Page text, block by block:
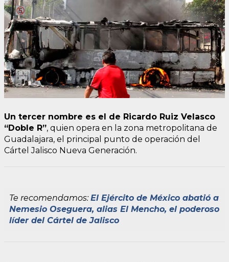
Un tercer nombre es el de Ricardo Ruiz Velasco
“Doble R”, quien opera en la zona metropolitana de
Guadalajara, el principal punto de operación del
Cártel Jalisco Nueva Generación.
Te recomendamos:El Ejército de México abatió a
Nemesio Oseguera, alias El Mencho, el poderoso
líder del Cártel de Jalisco